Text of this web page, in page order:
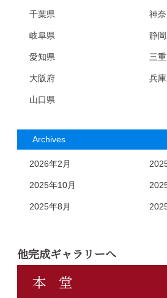
千葉県 神
岐阜県 静
愛知県 三
大阪府 兵
山口県
Archives
2026年2月
2025年10月
2025年8月
他完成ギャラリーへ
本 堂